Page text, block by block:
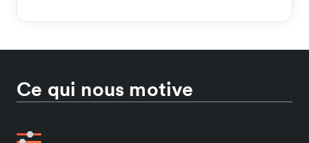
Ce qui nous motive